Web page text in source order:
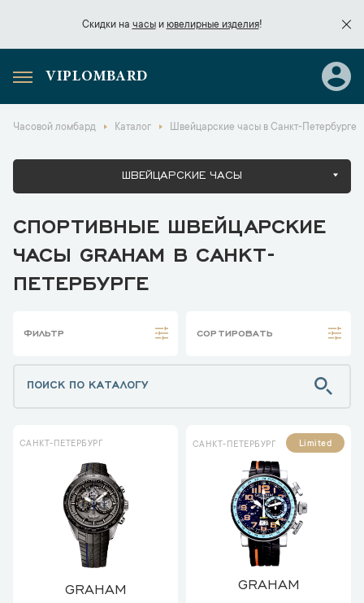
Скидки на часыи ювелирные изделия!
Скидки начасы
VIPLOMBARD
Часовой ломбард Каталог Швейцарские часы в Санкт-Петербурге
ШВЕЙЦАРСКИЕ ЧАСЫ
СПОРТИВНЫЕ ШВЕЙЦАРСКИЕ
ЧАСЫ GRAHAM В САНКТ-
ПЕТЕРБУРГЕ
ФИЛЬТР СОРТИРОВАТЬ
САНКТ-ПЕТЕРБУРГ
GRAHAM
САНКТ-ПЕТЕРБУРГ Limited
GRAHAM